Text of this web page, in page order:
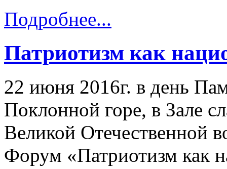
Подробнее...
Патриотизм как
22 июня 2016г. в день
Поклонной горе, в Зале
Великой Отечественной
Форум «Патриотизм как